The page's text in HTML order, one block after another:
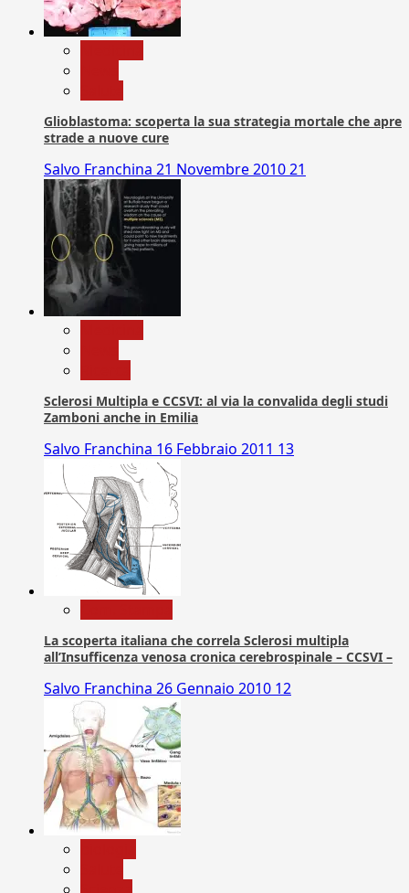
Glioblastoma: scoperta la sua strategia mortale che apre
strade a nuove cure
Salvo Franchina 21 Novembre 201021
Sclerosi Multipla e CCSVI: al via la convalida degli studi
Zamboni anche in Emilia
Salvo Franchina 16 Febbraio 2011 13
La scoperta italiana che correla Sclerosi multipla
all’Insufficenza venosa cronica cerebrospinale – CCSVI –
Salvo Franchina 26 Gennaio 2010 12